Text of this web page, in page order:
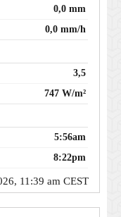
0,0 mm
0,0 mm/h
3,5
747 W/m²
5:56am
8:22pm
11:39 am CEST